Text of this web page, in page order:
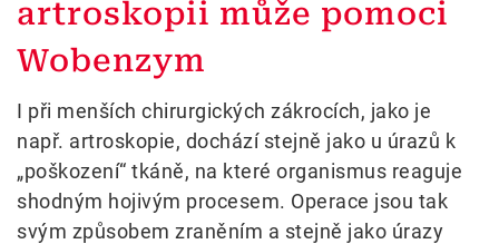
artroskopii může pomoci
Wobenzym
I při menších chirurgických zákrocích, jako je
např. artroskopie, dochází stejně jako u úrazů k
„poškození“ tkáně, na které organismus reaguje
shodným hojivým procesem. Operace jsou tak
svým způsobem zraněním a stejně jako úrazy